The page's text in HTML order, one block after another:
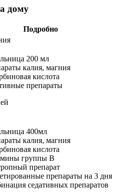
дому
Подробно
200 мл
калия, магния
кислота
препараты
400мл
калия, магния
кислота
группы B
препарат
препараты на 3 дня
седативных препаратов